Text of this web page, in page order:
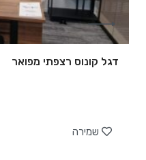
דגל קונוס רצפתי מפואר
שמירה